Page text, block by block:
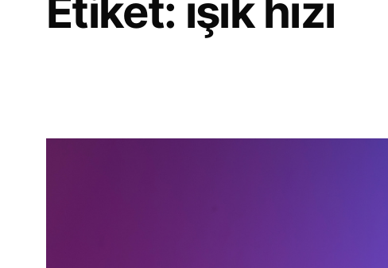
Etiket: ışık hızı